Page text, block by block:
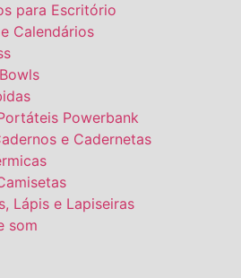
para Escritório
Calendários
Powerbank
e Cadernetas
Lápis e Lapiseiras
som